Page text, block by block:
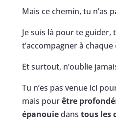
Mais ce chemin, tu n’as
Je suis là pour te guider,
t’accompagner à chaque
Et surtout, n’oublie
Tu n’es pas venue ici
mais pourêtre
épanouiedans tous les